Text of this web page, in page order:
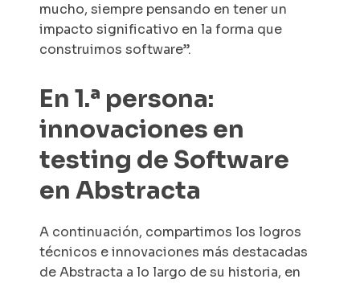
mucho, siempre pensando en tener un
impacto significativo en la forma que
construimos software”.
En 1.ª persona:
innovaciones en
testing de Software
en Abstracta
A continuación, compartimos los logros
técnicos e innovaciones más destacadas
de Abstracta a lo largo de su historia, en